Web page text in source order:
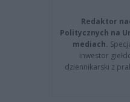
Redaktor
Politycznych na
mediach.
inwestor
dziennikarski z